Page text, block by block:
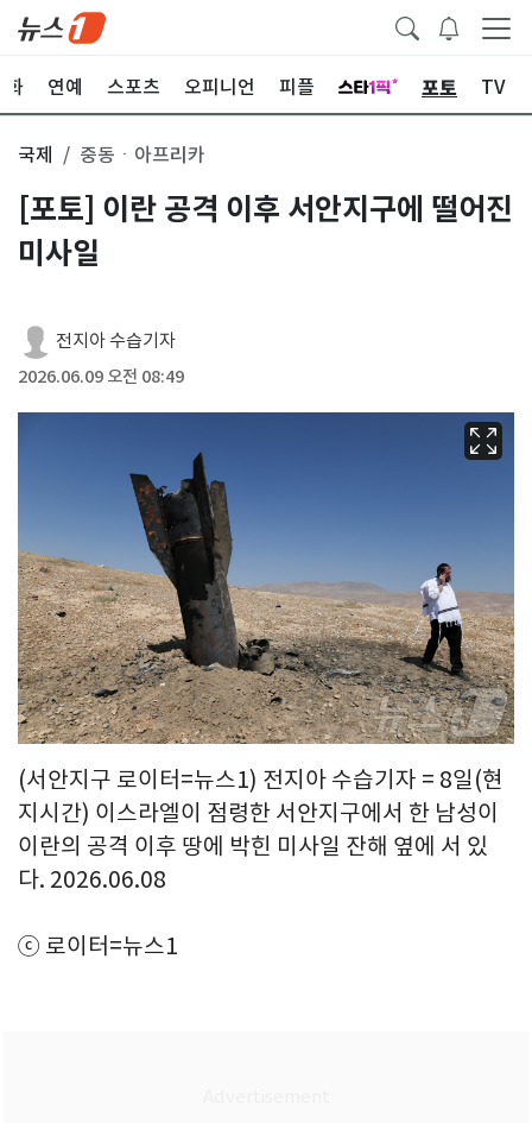
화 연예 스포츠 오피니언 피플 포토 TV
국제 중동ㆍ아프리카
[포토] 이란 공격 이후 서안지구에 떨어진
미사일
전지아 수습기자
2026.06.09 오전 08:49
(서안지구 로이터=뉴스1) 전지아 수습기자 = 8일(현
지시간) 이스라엘이 점령한 서안지구에서 한 남성이
이란의 공격 이후 땅에 박힌 미사일 잔해 옆에 서 있
다. 2026.06.08
ⓒ 로이터=뉴스1